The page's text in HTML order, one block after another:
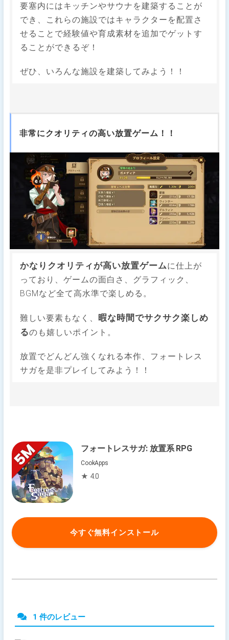
要塞内にはキッチンやサウナを建築することが
でき、これらの施設ではキャラクターを配置さ
せることで経験値や育成素材を追加でゲットす
ることができるぞ！
ぜひ、いろんな施設を建築してみよう！！
非常にクオリティの高い放置ゲーム！！
かなりクオリティが高い放置ゲームに仕上が
っており、ゲームの面白さ、グラフィック、
BGMなど全て高水準で楽しめる。
難しい要素もなく、 暇な時間でサクサク楽しめ
るのも嬉しいポイント。
放置でどんどん強くなれる本作、フォートレス
サガを是非プレイしてみよう！！
フォートレスサガ: 放置系 RPG
CookApps
★ 4.0
今すぐ無料インストール
1 件のレビュー